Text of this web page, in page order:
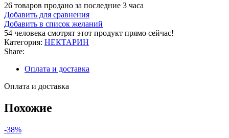
26 товаров продано за последние 3 часа
Добавить для сравнения
Добавить в список желаний
54 человека смотрят этот продукт прямо сейчас!
Категория: НЕКТАРИН
Share:
Оплата и доставка
Оплата и доставка
Похожие
-38%